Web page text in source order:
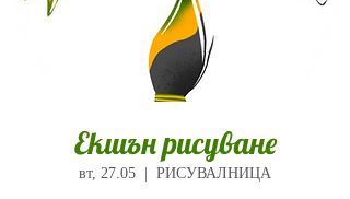
Екшън рисуване
вт, 27.05 РИСУВАЛНИЦА